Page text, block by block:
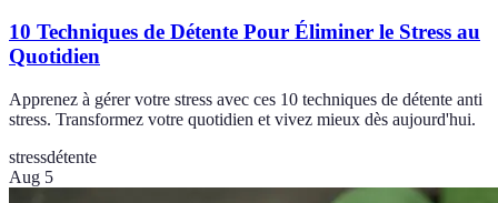
10 Techniques de Détente Pour Éliminer le Stress au
Quotidien
Apprenez à gérer votre stress avec ces 10 techniques de détente anti
stress. Transformez votre quotidien et vivez mieux dès aujourd'hui.
stressdétente
Aug 5